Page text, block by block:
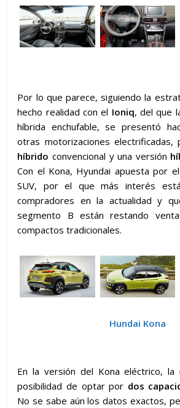
Por lo que parece, siguiendo la
hecho realidad con el Ioniq, del que
híbrida enchufable, se presentó
otras motorizaciones electrificadas,
híbridoconvencional y una versión
Con el Kona, Hyundai apuesta por
SUV, por el que más interés
compradores en la actualidad y
segmento B están restando
compactos tradicionales.
Hundai Kona
En la versión del Kona eléctrico, la
posibilidad de optar por dos
No se sabe aún los datos exactos,